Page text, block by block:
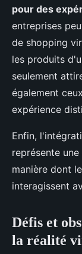
pour des
entreprises
de shopping
les produits
seulement
également
expérience
Enfin,
représente
manière dont
interagissent
Défis et
la réalité